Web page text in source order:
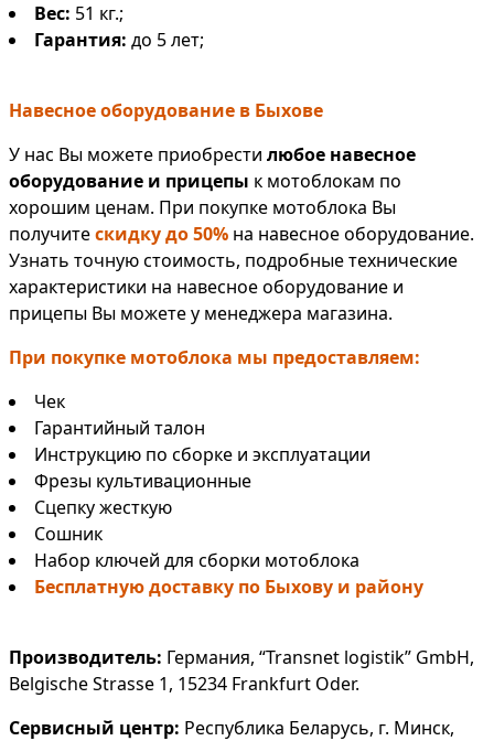
Вес: 51 кг.;
Гарантия: до 5 лет;
Навесное оборудование в Быхове
У нас Вы можете приобрести любое навесное
оборудование и прицепы к мотоблокам по
хорошим ценам. При покупке мотоблока Вы
получитескидку до 50% на навесное оборудование.
Узнать точную стоимость, подробные технические
характеристики на навесное оборудование и
прицепы Вы можете у менеджера магазина.
При покупке мотоблока мы предоставляем:
Чек
Гарантийный талон
Инструкцию по сборке и эксплуатации
Фрезы культивационные
Сцепку жесткую
Сошник
Набор ключей для сборки мотоблока
Бесплатную доставку по Быхову и району
Производитель: Германия, “Transnet logistik” GmbH,
Belgische Strasse 1, 15234 Frankfurt Oder.
Сервисный центр: Республика Беларусь, г. Минск,